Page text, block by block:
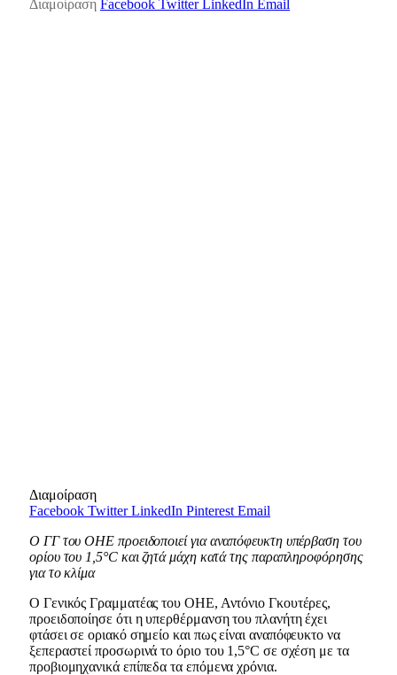
Διαμοίραση Facebook Twitter LinkedIn Email
Διαμοίραση
Facebook Twitter LinkedIn Pinterest Email
Ο ΓΓ του ΟΗΕ προειδοποιεί για αναπόφευκτη υπέρβαση του
ορίου του 1,5°C και ζητά μάχη κατά της παραπληροφόρησης
για το κλίμα
Ο Γενικός Γραμματέας του ΟΗΕ, Αντόνιο Γκουτέρες,
προειδοποίησε ότι η υπερθέρμανση του πλανήτη έχει
φτάσει σε οριακό σημείο και πως είναι αναπόφευκτο να
ξεπεραστεί προσωρινά το όριο του 1,5°C σε σχέση με τα
προβιομηχανικά επίπεδα τα επόμενα χρόνια.